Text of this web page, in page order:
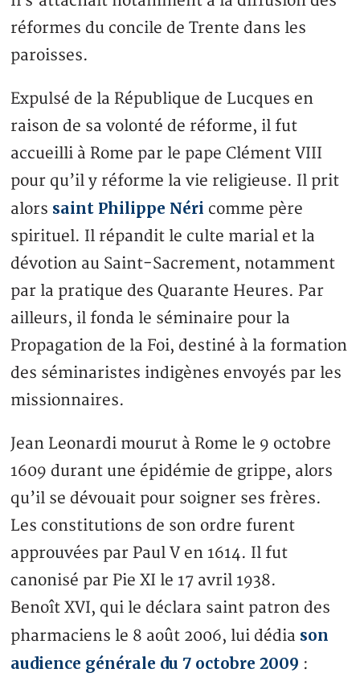
réformes du concile de Trente dans les
paroisses.
Expulsé de la République de Lucques en
raison de sa volonté de réforme, il fut
accueilli à Rome par le pape Clément VIII
pour qu’il y réforme la vie religieuse. Il prit
alors saint Philippe Néri comme père
spirituel. Il répandit le culte marial et la
dévotion au Saint-Sacrement, notamment
par la pratique des Quarante Heures. Par
ailleurs, il fonda le séminaire pour la
Propagation de la Foi, destiné à la formation
des séminaristes indigènes envoyés par les
missionnaires.
Jean Leonardi mourut à Rome le 9 octobre
1609 durant une épidémie de grippe, alors
qu’il se dévouait pour soigner ses frères.
Les constitutions de son ordre furent
approuvées par Paul V en 1614. Il fut
canonisé par Pie XI le 17 avril 1938.
Benoît XVI, qui le déclara saint patron des
pharmaciens le 8 août 2006, lui dédia son
audience générale du 7 octobre 2009 :